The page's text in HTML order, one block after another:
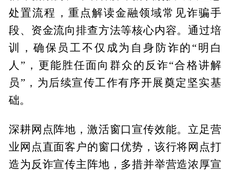
处置流程，重点解读金融领域常见诈骗手
段、资金流向排查方法等核心内容。通过培
训，确保员工不仅成为自身防诈的“明白
人”，更能胜任面向群众的反诈“合格讲解
员”，为后续宣传工作有序开展奠定坚实基
础。
深耕网点阵地，激活窗口宣传效能。立足营
业网点直面客户的窗口优势，该行将网点打
造为反诈宣传主阵地，多措并举营造浓厚宣